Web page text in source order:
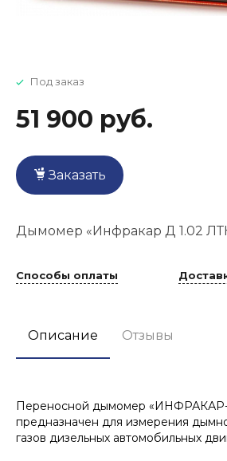
Под заказ
51 900 руб.
Заказать
Дымомер «Инфракар Д 1.02
Способы оплаты
Описание Отзывы
Переносной дымомер
предназначен для измерения
газов дизельных автомобильных